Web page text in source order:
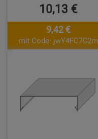
10,13 €
9,42 €
mit Code: jwY4FC7G2m